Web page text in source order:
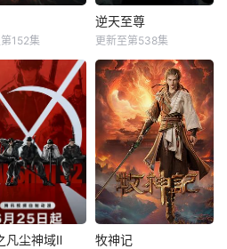
152集
逆天至尊
更新至第538集
凡尘神域Ⅱ 牧神记